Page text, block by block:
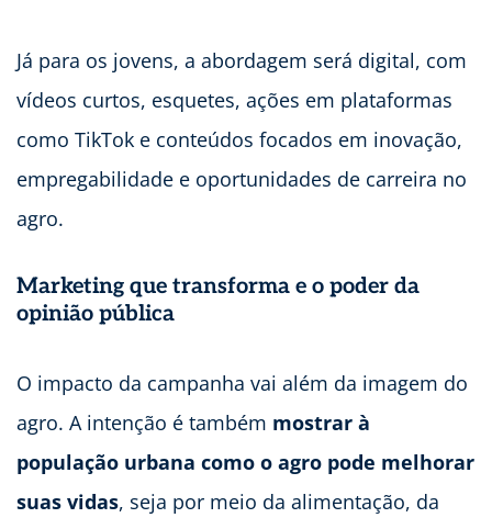
Já para os jovens, a abordagem será digital, com
vídeos curtos, esquetes, ações em plataformas
como TikTok e conteúdos focados em inovação,
empregabilidade e oportunidades de carreira no
agro.
Marketing que transforma e o poder da
opinião pública
O impacto da campanha vai além da imagem do
agro. A intenção é também mostrar à
população urbana como o agro pode melhorar
suas vidas, seja por meio da alimentação, da